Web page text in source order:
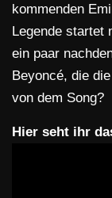
kommenden
Legende startet
ein paar
Beyoncé, die
von dem Song?
Hier seht ihr